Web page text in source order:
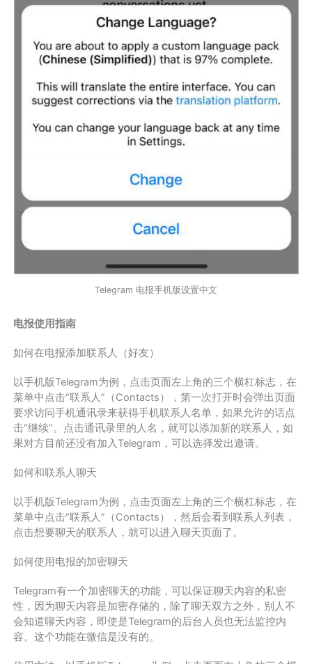
Telegram 电报手机版设置中文
电报使用指南
如何在电报添加联系人（好友）
以手机版Telegram为例，点击页面左上角的三个横杠标志，在
菜单中点击“联系人”（Contacts），第一次打开时会弹出页面
要求访问手机通讯录来获得手机联系人名单，如果允许的话点
击“继续”。点击通讯录里的人名，就可以添加新的联系人，如
果对方目前还没有加入Telegram，可以选择发出邀请。
如何和联系人聊天
以手机版Telegram为例，点击页面左上角的三个横杠标志，在
菜单中点击“联系人”（Contacts），然后会看到联系人列表，
点击想要聊天的联系人，就可以进入聊天页面了。
如何使用电报的加密聊天
Telegram有一个加密聊天的功能，可以保证聊天内容的私密
性，因为聊天内容是加密存储的，除了聊天双方之外，别人不
会知道聊天内容，即使是Telegram的后台人员也无法监控内
容。这个功能在微信是没有的。